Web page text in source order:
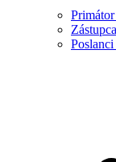
Primátor